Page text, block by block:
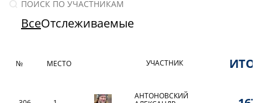
ВсеОтслеживаемые
№ МЕСТО УЧАСТНИК
АНТОНОВСКИЙ